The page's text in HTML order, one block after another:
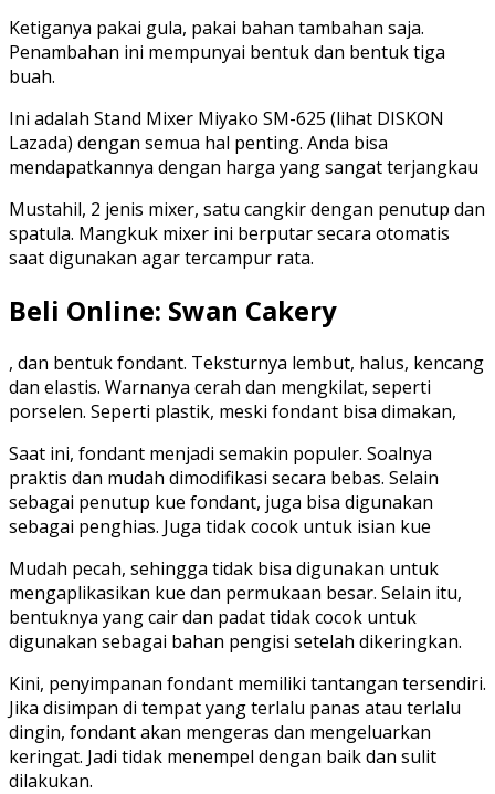
Ketiganya pakai gula, pakai bahan tambahan saja.
Penambahan ini mempunyai bentuk dan bentuk tiga
buah.
Ini adalah Stand Mixer Miyako SM-625 (lihat DISKON
Lazada) dengan semua hal penting. Anda bisa
mendapatkannya dengan harga yang sangat terjangkau
Mustahil, 2 jenis mixer, satu cangkir dengan penutup dan
spatula. Mangkuk mixer ini berputar secara otomatis
saat digunakan agar tercampur rata.
Beli Online: Swan Cakery
, dan bentuk fondant. Teksturnya lembut, halus, kencang
dan elastis. Warnanya cerah dan mengkilat, seperti
porselen. Seperti plastik, meski fondant bisa dimakan,
Saat ini, fondant menjadi semakin populer. Soalnya
praktis dan mudah dimodifikasi secara bebas. Selain
sebagai penutup kue fondant, juga bisa digunakan
sebagai penghias. Juga tidak cocok untuk isian kue
Mudah pecah, sehingga tidak bisa digunakan untuk
mengaplikasikan kue dan permukaan besar. Selain itu,
bentuknya yang cair dan padat tidak cocok untuk
digunakan sebagai bahan pengisi setelah dikeringkan.
Kini, penyimpanan fondant memiliki tantangan tersendiri.
Jika disimpan di tempat yang terlalu panas atau terlalu
dingin, fondant akan mengeras dan mengeluarkan
keringat. Jadi tidak menempel dengan baik dan sulit
dilakukan.